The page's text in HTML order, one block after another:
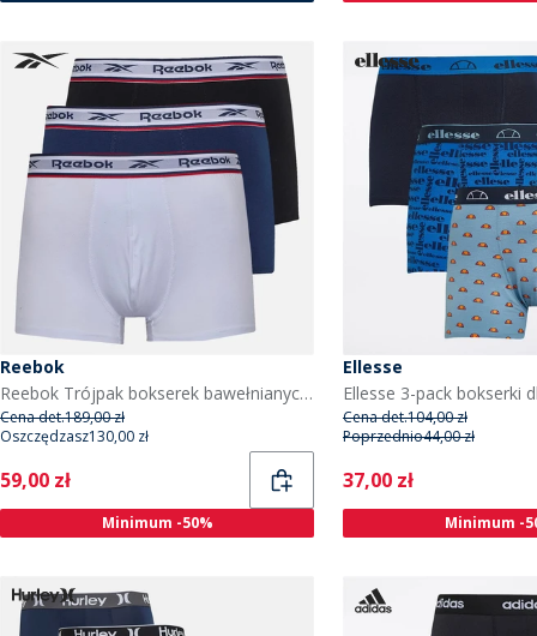
Reebok
Reebok Trójpak bokserek bawełnianych Barlow dla niego kolor czarno-biały/Navy
Cena det.189,00 zł
Oszczędzasz130,00 zł
Current
59,00 zł
Minimum -50%
Ellesse
Cena det.104,00 zł
Poprzednio44,00 zł
Current
37,00 zł
Minimum -